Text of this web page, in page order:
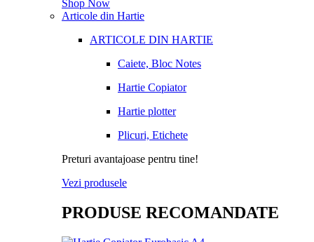
Shop Now
Articole din Hartie
ARTICOLE DIN HARTIE
Caiete, Bloc Notes
Hartie Copiator
Hartie plotter
Plicuri, Etichete
Preturi avantajoase pentru tine!
Vezi produsele
PRODUSE RECOMANDATE